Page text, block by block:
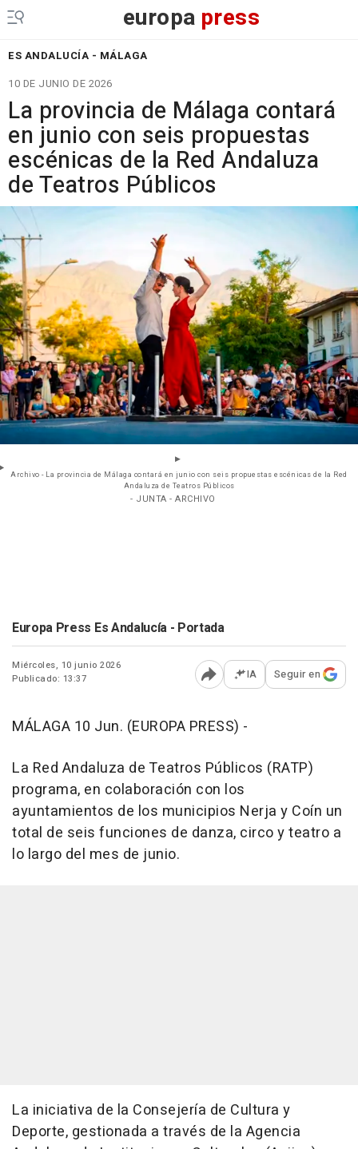
europa press
ES ANDALUCÍA - MÁLAGA
10 DE JUNIO DE 2026
La provincia de Málaga contará
en junio con seis propuestas
escénicas de la Red Andaluza
de Teatros Públicos
Archivo - La provincia de Málaga contará en junio con seis propuestas escénicas de la Red
Andaluza de Teatros Públicos
- JUNTA - ARCHIVO
Europa Press Es Andalucía - Portada
Miércoles, 10 junio 2026
Publicado: 13:37
Abrir opciones para
IA Seguir en
MÁLAGA 10 Jun. (EUROPA PRESS) -
La Red Andaluza de Teatros Públicos (RATP)
programa, en colaboración con los
ayuntamientos de los municipios Nerja y Coín un
total de seis funciones de danza, circo y teatro a
lo largo del mes de junio.
La iniciativa de la Consejería de Cultura y
Deporte, gestionada a través de la Agencia